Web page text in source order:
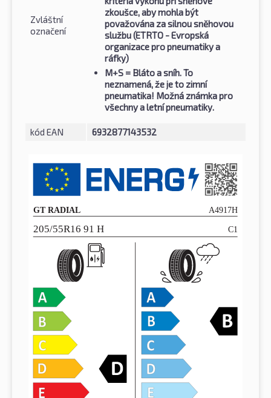
Zvláštní
označení
zkoušce, aby mohla být
považována za silnou sněhovou
službu (ETRTO - Evropská
organizace pro pneumatiky a
ráfky)
M+S = Bláto a sníh. To
neznamená, že je to zimní
pneumatika! Možná známka pro
všechny a letní pneumatiky.
kód EAN 6932877143532